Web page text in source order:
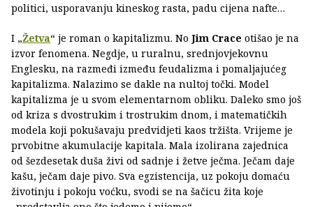
politici, usporavanju kineskog rasta, padu cijena nafte…
I „Žetva“ je roman o kapitalizmu. No Jim Crace otišao je na
izvor fenomena. Negdje, u ruralnu, srednjovjekovnu
Englesku, na razmeđi između feudalizma i pomaljajućeg
kapitalizma. Nalazimo se dakle na nultoj točki. Model
kapitalizma je u svom elementarnom obliku. Daleko smo još
od kriza s dvostrukim i trostrukim dnom, i matematičkih
modela koji pokušavaju predvidjeti kaos tržišta. Vrijeme je
prvobitne akumulacije kapitala. Mala izolirana zajednica
od šezdesetak duša živi od sadnje i žetve ječma. Ječam daje
kašu, ječam daje pivo. Sva egzistencija, uz pokoju domaću
životinju i pokoju voćku, svodi se na šačicu žita koje